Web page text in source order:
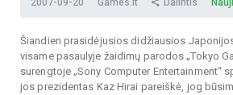
2007-09-20 Games.lt Dalintis
Šiandien prasidėjusios didžiausios
visame pasaulyje žaidimų parodos „Tokyo
surengtoje „Sony Computer Entertainment“
jos prezidentas Kaz Hirai pareiškė, jog